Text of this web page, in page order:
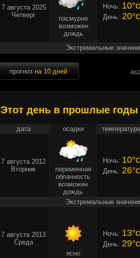
7 августа 2025
Четверг
пасмурно
возможен
дождь
Ночь: 10°c
День: 20°c
Экстремальные
прогноз на 10 дней
Этот день в прошлые
дата осадки температура
7 августа 2012
Вторник
переменная
облачность
возможен
дождь
Ночь: 10°c
День: 26°c
Экстремальные
7 августа 2013
Среда
ясно
Ночь: 13°c
День: 29°c